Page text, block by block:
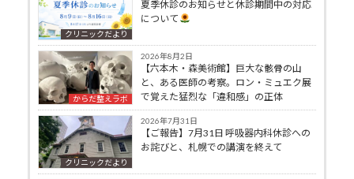
クリニックだより
夏季休診のお知らせと休診期間中の対応
について
からだ整えラボ
2026年8月2日
【六本木・森美術館】巨大な骸骨の山
と、ある医師の考察。ロン・ミュエク展
で覚えた猛烈な「違和感」の正体
クリニックだより
2026年7月31日
【ご報告】7月31日 呼吸器内科休診への
お詫びと、札幌での講演を終えて